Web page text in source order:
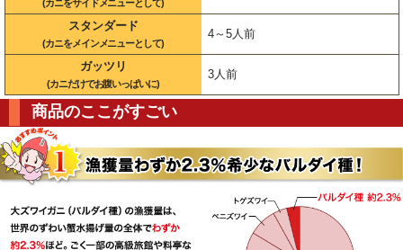
(カニをサイドメニューとして)
スタンダード
(カニをメインメニューとして)
4～5人前
ガッツリ
(カニだけでお腹いっぱいに)
3人前
商品のここがすごい